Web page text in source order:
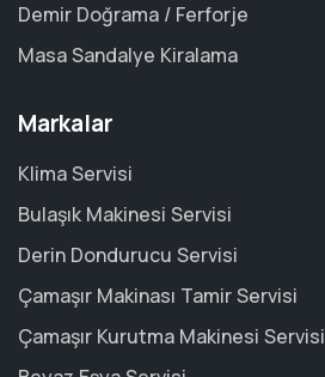
Demir Doğrama / Ferforje
Masa Sandalye Kiralama
Markalar
Klima Servisi
Bulaşık Makinesi Servisi
Derin Dondurucu Servisi
Çamaşır Makinası Tamir Servisi
Çamaşır Kurutma Makinesi Servisi